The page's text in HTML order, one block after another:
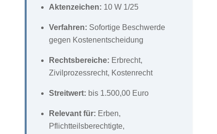
Aktenzeichen: 10 W 1/25
Verfahren: Sofortige Beschwerde
gegen Kostenentscheidung
Rechtsbereiche: Erbrecht,
Zivilprozessrecht, Kostenrecht
Streitwert: bis 1.500,00 Euro
Relevant für: Erben,
Pflichtteilsberechtigte,